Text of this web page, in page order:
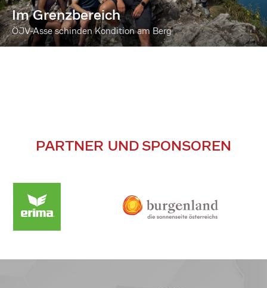
Im Grenzbereich
ÖJV-Asse schinden Kondition am Berg
PARTNER UND SPONSOREN